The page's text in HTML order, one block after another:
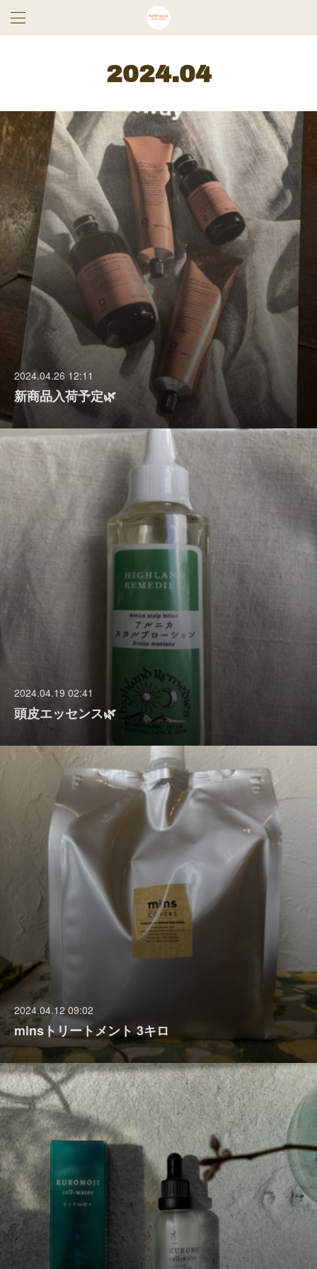
2024.04
2024.04.26 12:11
新商品入荷予定🌿
2024.04.19 02:41
頭皮エッセンス🌿
2024.04.12 09:02
minsトリートメント 3キロ